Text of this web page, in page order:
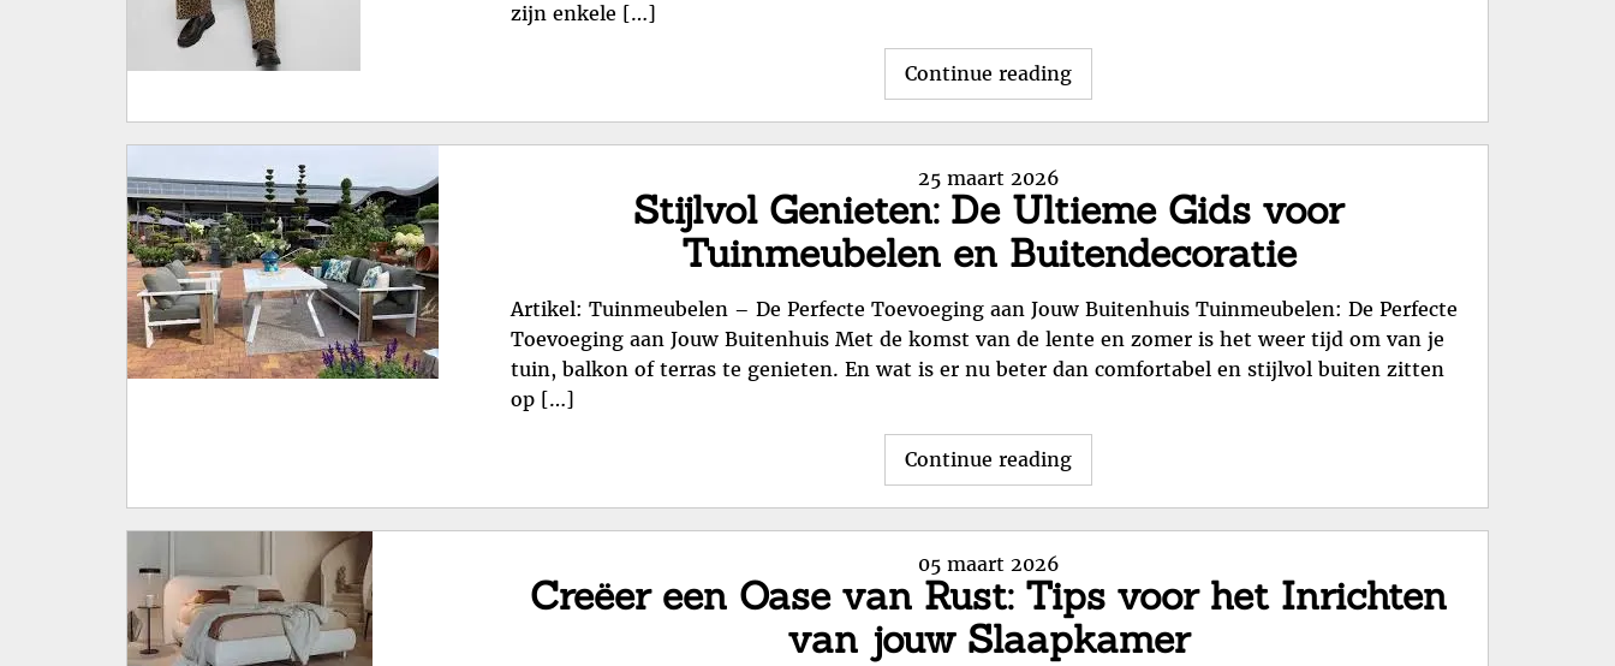
zijn enkele […]
Continue reading"Modegids
voor
14
jaar:
Stijltips
Trends
in
Kleding"
Posted
on
25 maart 2026
Stijlvol Genieten: De Ultieme Gids voor
Tuinmeubelen en Buitendecoratie
Artikel: Tuinmeubelen – De Perfecte Toevoeging aan Jouw Buitenhuis Tuinmeubelen: De Perfecte
Toevoeging aan Jouw Buitenhuis Met de komst van de lente en zomer is het weer tijd om van je
tuin, balkon of terras te genieten. En wat is er nu beter dan comfortabel en stijlvol buiten zitten
op […]
Continue reading"Stijlvol
Genieten:
voor
Tuinmeubelen
Posted
on
05 maart 2026
Creëer een Oase van Rust: Tips voor het Inrichten
van jouw Slaapkamer